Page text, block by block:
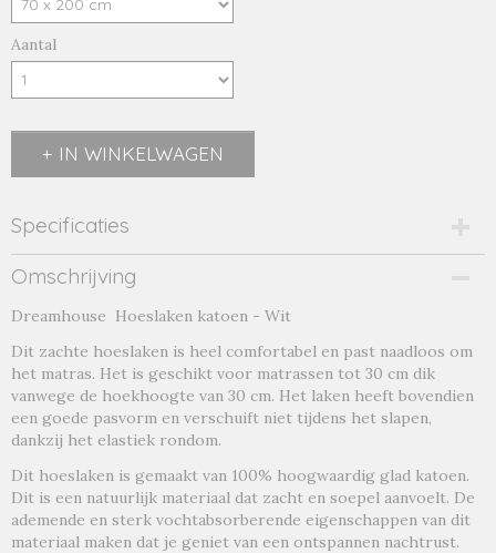
Aantal
IN WINKELWAGEN
Specificaties
Productcode
wit-3-18944
Productcode leverancier
Omschrijving
Dreamhouse Hoeslaken katoen - Wit
Dit zachte hoeslaken is heel comfortabel en past naadloos om
het matras. Het is geschikt voor matrassen tot 30 cm dik
vanwege de hoekhoogte van 30 cm. Het laken heeft bovendien
een goede pasvorm en verschuift niet tijdens het slapen,
dankzij het elastiek rondom.
Dit hoeslaken is gemaakt van 100% hoogwaardig glad katoen.
Dit is een natuurlijk materiaal dat zacht en soepel aanvoelt. De
ademende en sterk vochtabsorberende eigenschappen van dit
materiaal maken dat je geniet van een ontspannen nachtrust.